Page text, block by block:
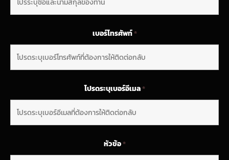
เบอร์โทรศัพท์*
โปรดระบุเบอร์อีเมล*
หัวข้อ*